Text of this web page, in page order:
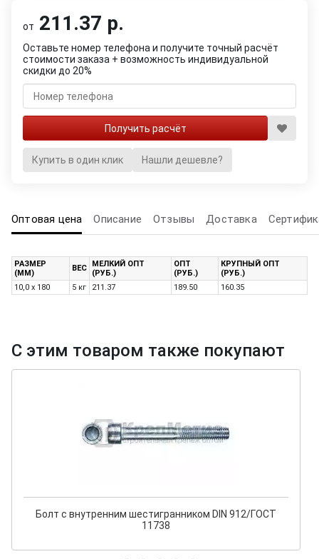
от 211.37 р.
Оставьте номер телефона и получите точный расчёт
стоимости заказа + возможность индивидуальной
скидки до 20%
Купить в один клик Нашли дешевле?
Оптовая цена Описание Отзывы Доставка
РАЗМЕР
(ММ)
ВЕС
МЕЛКИЙ ОПТ
(РУБ.)
ОПТ
(РУБ.)
КРУПНЫЙ ОПТ
(РУБ.)
10,0 x 180
5 кг 211.37 189.50 160.35
С этим товаром также покупают
Болт с внутренним шестигранником DIN 912/ГОСТ
11738